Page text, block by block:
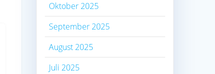
Oktober 2025
September 2025
August 2025
Juli 2025